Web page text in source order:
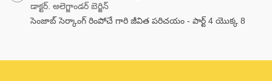
డాక్టర్. అలెగ్జాండర్ బెర్జిన్
సెంజాబ్ సెర్కాంగ్ రింపోచే గారి జీవిత పరిచయం - పార్ట్ 4 యొక్క 8